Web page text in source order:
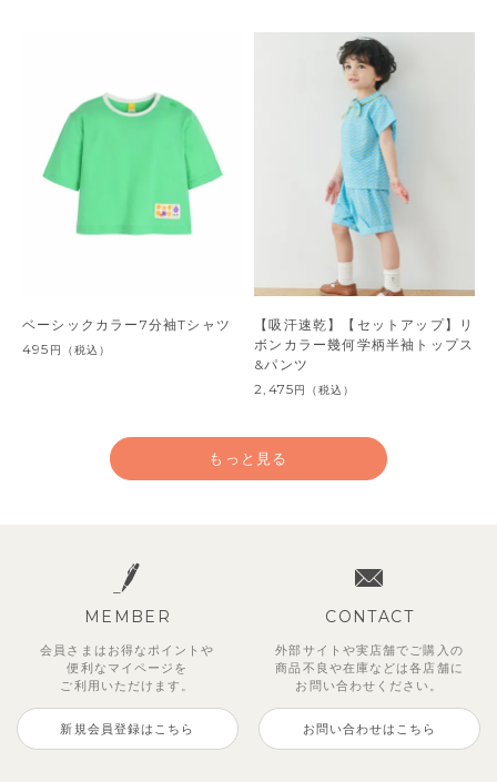
ベーシックカラー7分袖Tシャツ
495 円 （税込）
【吸汗速乾】【セットアップ】リ
ボンカラー幾何学柄半袖トップス
&パンツ
2,475円 （税込）
もっと見る
MEMBER
会員さまはお得なポイントや
便利な マイページを
ご利用いただけます。
新規会員登録はこちら
CONTACT
外部サイトや実店舗でご購入の
商品不良や在庫などは各店舗に
お問い合わせください。
お問い合わせはこちら